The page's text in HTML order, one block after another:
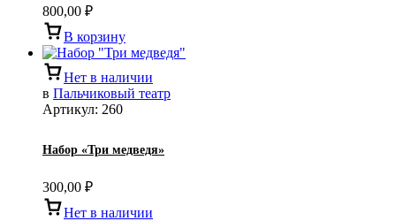
800,00 ₽
В корзину
Нет в наличии
в Пальчиковый театр
Артикул: 260
Набор «Три медведя»
300,00 ₽
Нет в наличии